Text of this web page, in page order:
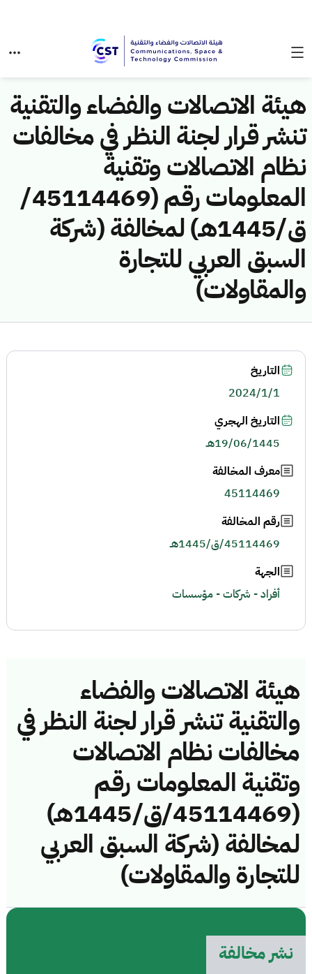
هيئة الاتصالات والفضاء والتقنية
تنشر قرار لجنة النظر في مخالفات
نظام الاتصالات وتقنية
المعلومات رقم (45114469/
ق/1445هـ) لمخالفة (شركة
السبق العربي للتجارة
والمقاولات)
هيئة الاتصالات والفضاء
والتقنية تنشر قرار لجنة النظر في
مخالفات نظام الاتصالات
وتقنية المعلومات رقم
(45114469/ق/1445هـ)
لمخالفة (شركة السبق العربي
للتجارة والمقاولات)
نشر مخالفة
التاريخ
2024/1/1
التاريخ الهجري
19/06/1445هـ
معرف المخالفة
45114469
رقم المخالفة
45114469/ق/1445هـ
الجهة
أفراد - شركات - مؤسسات